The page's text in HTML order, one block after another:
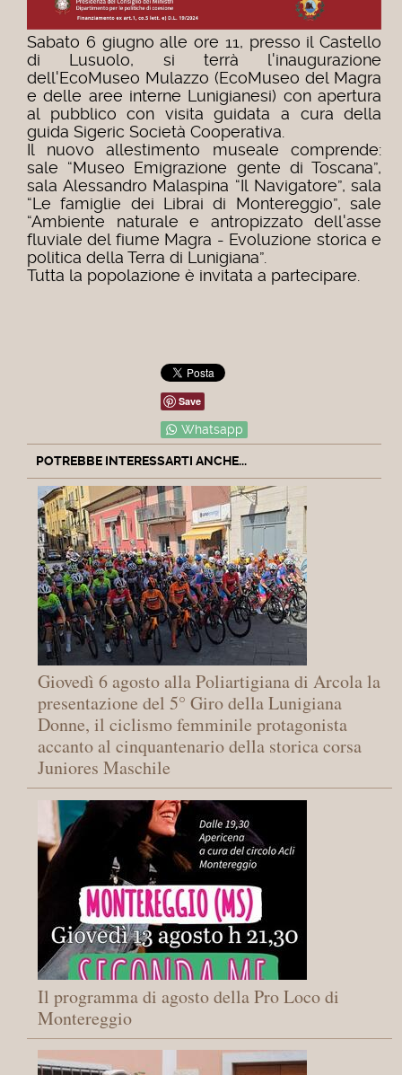
Sabato 6 giugno alle ore 11, presso il Castello
di Lusuolo, si terrà l'inaugurazione
dell'EcoMuseo Mulazzo (EcoMuseo del Magra
e delle aree interne Lunigianesi) con apertura
al pubblico con visita guidata a cura della
guida Sigeric Società Cooperativa.
Il nuovo allestimento museale comprende:
sale “Museo Emigrazione gente di Toscana”,
sala Alessandro Malaspina “Il Navigatore”, sala
“Le famiglie dei Librai di Montereggio”, sale
“Ambiente naturale e antropizzato dell'asse
fluviale del fiume Magra - Evoluzione storica e
politica della Terra di Lunigiana”.
Tutta la popolazione è invitata a partecipare.
Save
Whatsapp
POTREBBE INTERESSARTI ANCHE...
Giovedì 6 agosto alla Poliartigiana di Arcola la
presentazione del 5° Giro della Lunigiana
Donne, il ciclismo femminile protagonista
accanto al cinquantenario della storica corsa
Juniores Maschile
Il programma di agosto della Pro Loco di
Montereggio